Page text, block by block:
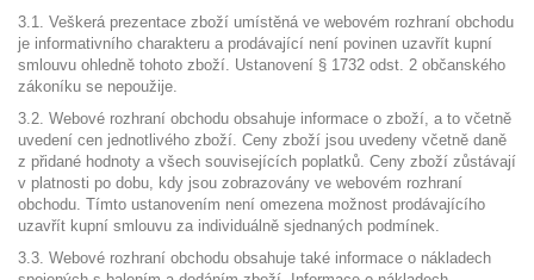
3.1. Veškerá prezentace zboží umístěná ve webovém rozhraní obchodu
je informativního charakteru a prodávající není povinen uzavřít kupní
smlouvu ohledně tohoto zboží. Ustanovení § 1732 odst. 2 občanského
zákoníku se nepoužije.
3.2. Webové rozhraní obchodu obsahuje informace o zboží, a to včetně
uvedení cen jednotlivého zboží. Ceny zboží jsou uvedeny včetně daně
z přidané hodnoty a všech souvisejících poplatků. Ceny zboží zůstávají
v platnosti po dobu, kdy jsou zobrazovány ve webovém rozhraní
obchodu. Tímto ustanovením není omezena možnost prodávajícího
uzavřít kupní smlouvu za individuálně sjednaných podmínek.
3.3. Webové rozhraní obchodu obsahuje také informace o nákladech